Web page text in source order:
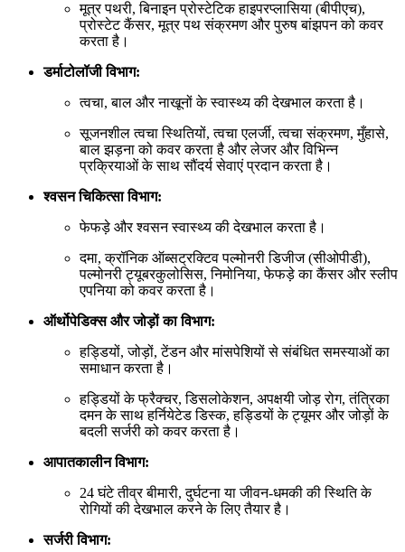
मूत्र पथरी, बिनाइन प्रोस्टेटिक हाइपरप्लासिया (बीपीएच),
प्रोस्टेट कैंसर, मूत्र पथ संक्रमण और पुरुष बांझपन को कवर
करता है।
डर्माटोलॉजी विभाग:
त्वचा, बाल और नाखूनों के स्वास्थ्य की देखभाल करता है।
सूजनशील त्वचा स्थितियों, त्वचा एलर्जी, त्वचा संक्रमण, मुँहासे,
बाल झड़ना को कवर करता है और लेजर और विभिन्न
प्रक्रियाओं के साथ सौंदर्य सेवाएं प्रदान करता है।
श्वसन चिकित्सा विभाग:
फेफड़े और श्वसन स्वास्थ्य की देखभाल करता है।
दमा, क्रॉनिक ऑब्सट्रक्टिव पल्मोनरी डिजीज (सीओपीडी),
पल्मोनरी ट्यूबरकुलोसिस, निमोनिया, फेफड़े का कैंसर और स्लीप
एपनिया को कवर करता है।
ऑर्थोपेडिक्स और जोड़ों का विभाग:
हड्डियों, जोड़ों, टेंडन और मांसपेशियों से संबंधित समस्याओं का
समाधान करता है।
हड्डियों के फ्रैक्चर, डिसलोकेशन, अपक्षयी जोड़ रोग, तंत्रिका
दमन के साथ हर्नियेटेड डिस्क, हड्डियों के ट्यूमर और जोड़ों के
बदली सर्जरी को कवर करता है।
आपातकालीन विभाग:
24 घंटे तीव्र बीमारी, दुर्घटना या जीवन-धमकी की स्थिति के
रोगियों की देखभाल करने के लिए तैयार है।
सर्जरी विभाग: